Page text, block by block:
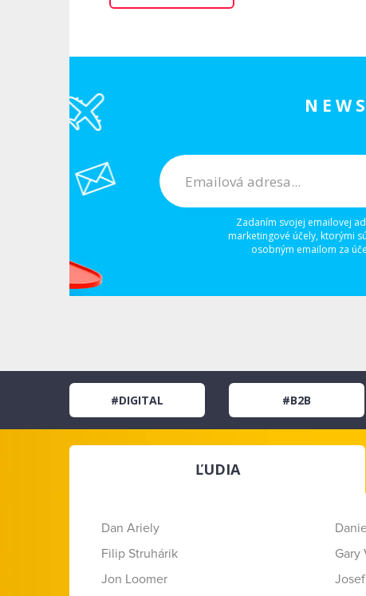
Zadaním svojej emailovej
marketingové účely, ktorými
osobným emailom za
#DIGITAL #B2B
ĽUDIA
Dan Ariely
Filip Struhárik
Gary
Jon Loomer